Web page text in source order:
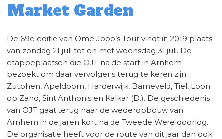
Market Garden
De 69e editie van Ome Joop’s Tour vindt in 2019 plaats
van zondag 21 juli tot en met woensdag 31 juli. De
etappeplaatsen die OJT na de start in Arnhem
bezoekt om daar vervolgens terug te keren zijn
Zutphen, Apeldoorn, Harderwijk, Barneveld, Tiel, Loon
op Zand, Sint Anthonis en Kalkar (D.). De geschiedenis
van OJT gaat terug naar de wederopbouw van
Arnhem in de jaren kort na de Tweede Wereldoorlog.
De organisatie heeft voor de route van dit jaar dan ook